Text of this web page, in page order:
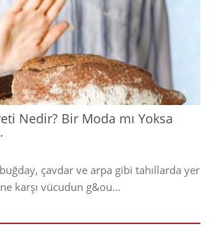
Nedir? Bir Moda mı Yoksa
çavdar ve arpa gibi tahıllarda yer
karşı vücudun g&ou...